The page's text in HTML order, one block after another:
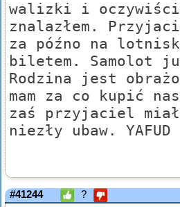
walizki i
znalazłem.
za późno na
biletem. Samolot
Rodzina jest
mam za co kupić
zaś przyjaciel
niezły ubaw. YAFUD
#41244 ?